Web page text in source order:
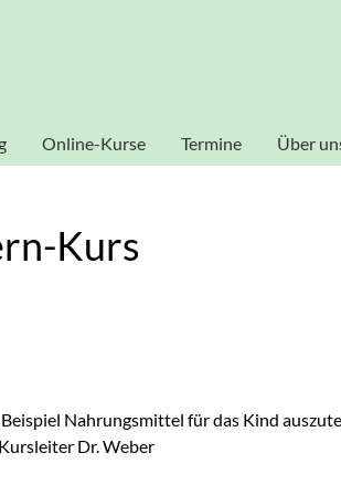
Online-Kurse Termine Über
Kurs
Nahrungsmittel für das Kind
Dr. Weber
zu gestalten und fortlaufend